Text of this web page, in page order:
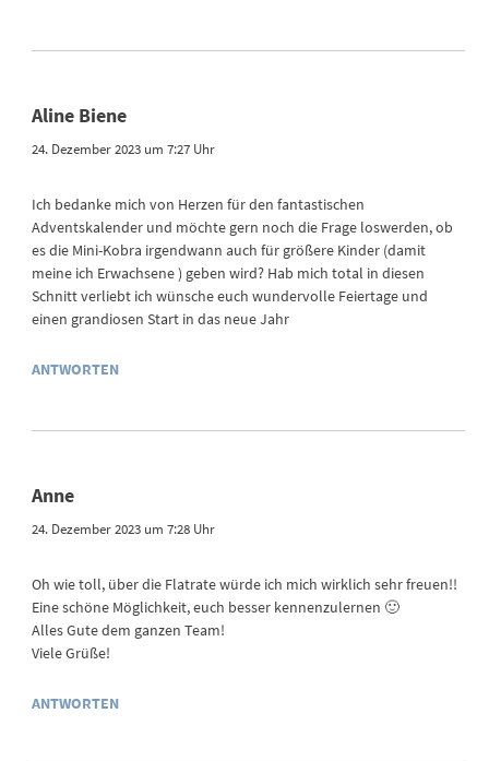
Aline Biene
24. Dezember 2023 um 7:27 Uhr
Ich bedanke mich von Herzen für den fantastischen
Adventskalender und möchte gern noch die Frage loswerden, ob
es die Mini-Kobra irgendwann auch für größere Kinder (damit
meine ich Erwachsene ) geben wird? Hab mich total in diesen
Schnitt verliebt ich wünsche euch wundervolle Feiertage und
einen grandiosen Start in das neue Jahr
ANTWORTEN
Anne
24. Dezember 2023 um 7:28 Uhr
Oh wie toll, über die Flatrate würde ich mich wirklich sehr freuen!!
Eine schöne Möglichkeit, euch besser kennenzulernen 🙂
Alles Gute dem ganzen Team!
Viele Grüße!
ANTWORTEN